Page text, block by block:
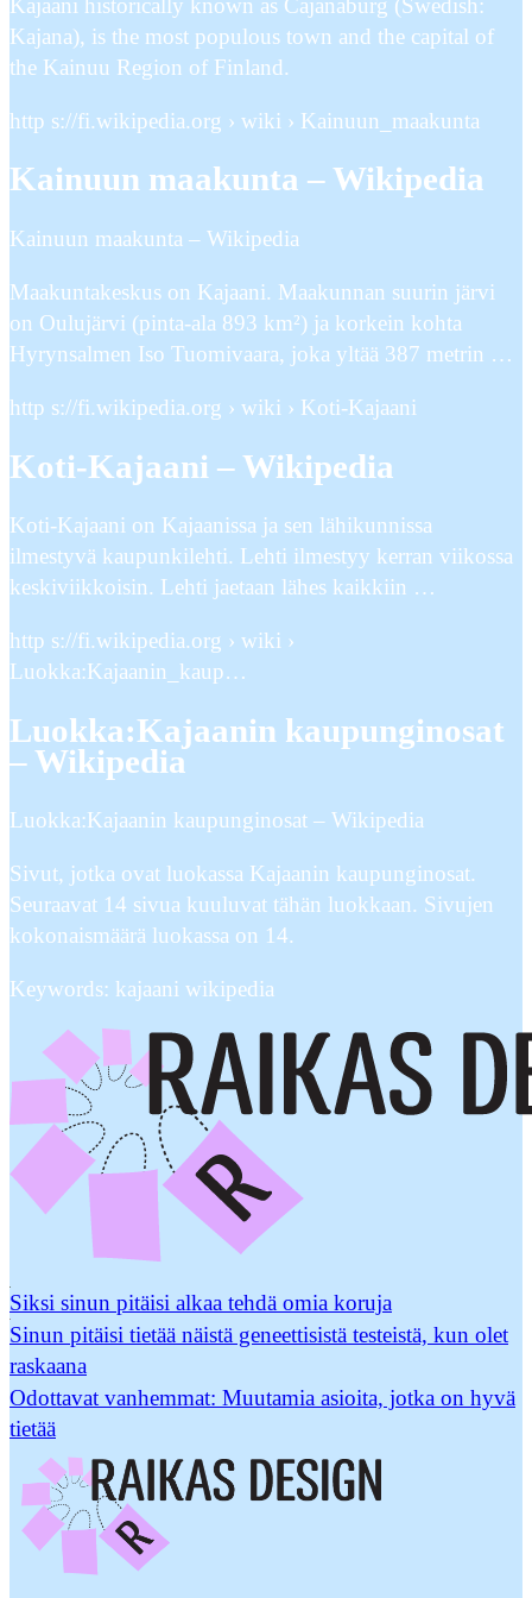
Kajana), is the most populous town and the capital of
the Kainuu Region of Finland.
http s://fi.wikipedia.org › wiki › Kainuun_maakunta
Kainuun maakunta – Wikipedia
Kainuun maakunta – Wikipedia
Maakuntakeskus on Kajaani. Maakunnan suurin järvi
on Oulujärvi (pinta-ala 893 km²) ja korkein kohta
Hyrynsalmen Iso Tuomivaara, joka yltää 387 metrin …
http s://fi.wikipedia.org › wiki › Koti-Kajaani
Koti-Kajaani – Wikipedia
Koti-Kajaani on Kajaanissa ja sen lähikunnissa
ilmestyvä kaupunkilehti. Lehti ilmestyy kerran viikossa
keskiviikkoisin. Lehti jaetaan lähes kaikkiin …
http s://fi.wikipedia.org › wiki ›
Luokka:Kajaanin_kaup…
Luokka:Kajaanin kaupunginosat
– Wikipedia
Luokka:Kajaanin kaupunginosat – Wikipedia
Sivut, jotka ovat luokassa Kajaanin kaupunginosat.
Seuraavat 14 sivua kuuluvat tähän luokkaan. Sivujen
kokonaismäärä luokassa on 14.
Keywords: kajaani wikipedia
Siksi sinun pitäisi alkaa tehdä omia koruja
Sinun pitäisi tietää näistä geneettisistä testeistä, kun olet
raskaana
Odottavat vanhemmat: Muutamia asioita, jotka on hyvä
tietää